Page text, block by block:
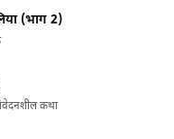
(भाग 2)
कथा